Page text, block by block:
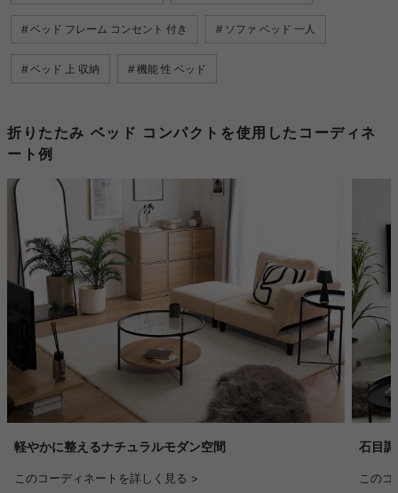
ベッド フレーム コンセント 付き ソファ ベッド 一人
ベッド 上 収納 機能 性 ベッド
折りたたみ ベッド コンパクトを使用したコーディネ
ート例
軽やかに整えるナチュラルモダン空間
このコーディネートを詳しく見る >
石目
この